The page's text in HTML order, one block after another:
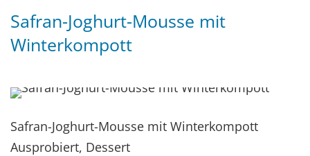
Safran-Joghurt-Mousse mit
Winterkompott
Safran-Joghurt-Mousse mit Winterkompott
Ausprobiert, Dessert